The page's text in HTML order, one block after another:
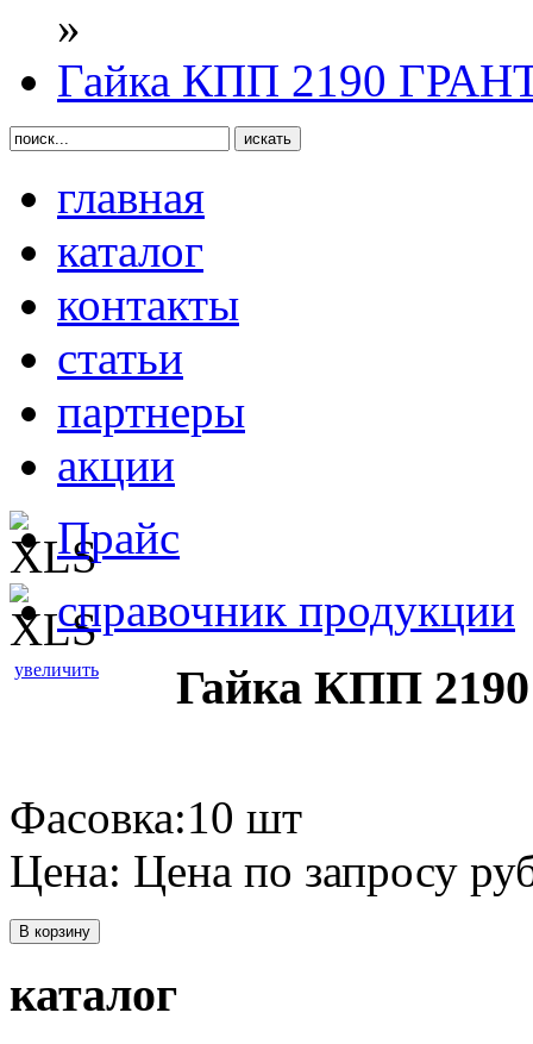
»
Гайка КПП 2190
главная
каталог
контакты
статьи
партнеры
акции
Прайс
справочник продукции
увеличить Гайка КПП
Фасовка:10 шт
Цена: Цена по запросу
В корзину
каталог